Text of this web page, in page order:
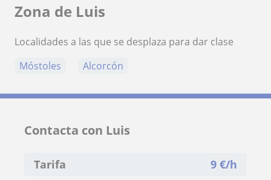
Zona de Luis
Localidades a las que se desplaza para dar clase
Móstoles
Alcorcón
Contacta con Luis
Tarifa 9 €/h